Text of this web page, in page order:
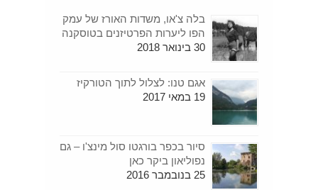
בלה צ'או, משדות האורז של עמק
הפו ליערות הפרטיזנים בטוסקנה
30 בינואר 2018
אגם טנו: לצלול לתוך הטורקיז
19 במאי 2017
סיור בכפר בורגטו סול מינצ'ו – גם
נפוליאון ביקר כאן
25 בנובמבר 2016